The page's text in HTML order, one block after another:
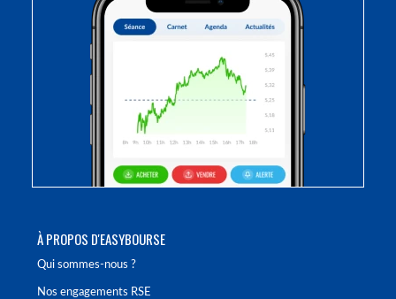
À PROPOS D'EASYBOURSE
Qui sommes-nous ?
Nos engagements RSE